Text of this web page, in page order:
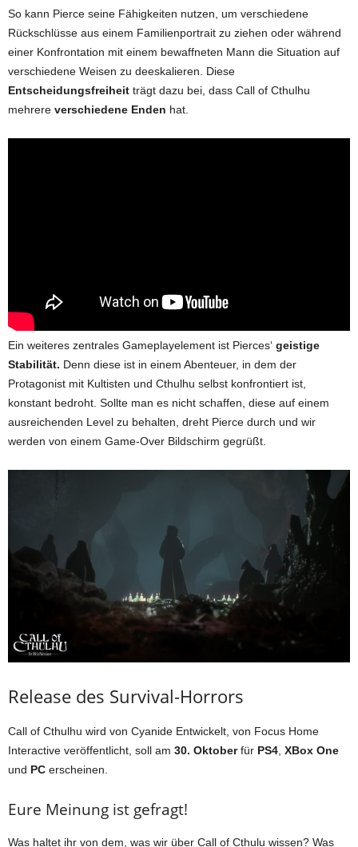
So kann Pierce seine Fähigkeiten nutzen, um verschiedene
Rückschlüsse aus einem Familienportrait zu ziehen oder während
einer Konfrontation mit einem bewaffneten Mann die Situation auf
verschiedene Weisen zu deeskalieren. Diese
Entscheidungsfreiheit trägt dazu bei, dass Call of Cthulhu
mehrere verschiedene Enden hat.
Ein weiteres zentrales Gameplayelement ist Pierces‘ geistige
Stabilität. Denn diese ist in einem Abenteuer, in dem der
Protagonist mit Kultisten und Cthulhu selbst konfrontiert ist,
konstant bedroht. Sollte man es nicht schaffen, diese auf einem
ausreichenden Level zu behalten, dreht Pierce durch und wir
werden von einem Game-Over Bildschirm gegrüßt.
Release des Survival-Horrors
Call of Cthulhu wird von Cyanide Entwickelt, von Focus Home
Interactive veröffentlicht, soll am 30. Oktoberfür PS4 XBox One
und PC erscheinen.
Eure Meinung ist gefragt!
Was haltet ihr von dem, was wir über Call of Cthulu wissen? Was